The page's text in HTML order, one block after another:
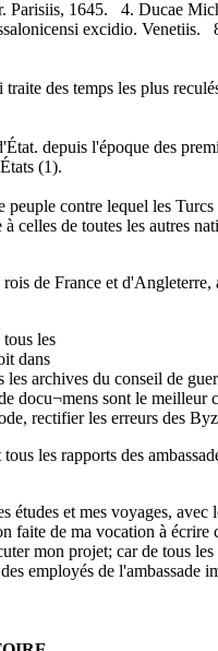
Parisiis, 1645. 4. Ducae
excidio. Venetiis.
des temps les plus
depuis l'époque des
(1).
contre lequel les Turcs
celles de toutes les autres
de France et d'Angleterre,
les
dans
archives du conseil de
docu¬mens sont le meilleur
rectifier les erreurs des
les rapports des
et mes voyages, avec
faite de ma vocation à
mon projet; car de tous
employés de l'ambassade